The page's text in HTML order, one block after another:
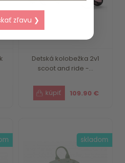
Detská kolobežka 2v1
scoot and ride -...
109.90 €
skladom
zľavu ❯